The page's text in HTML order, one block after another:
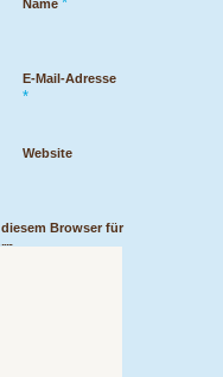
Name
E-Mail-Adresse
*
Website
Browser für